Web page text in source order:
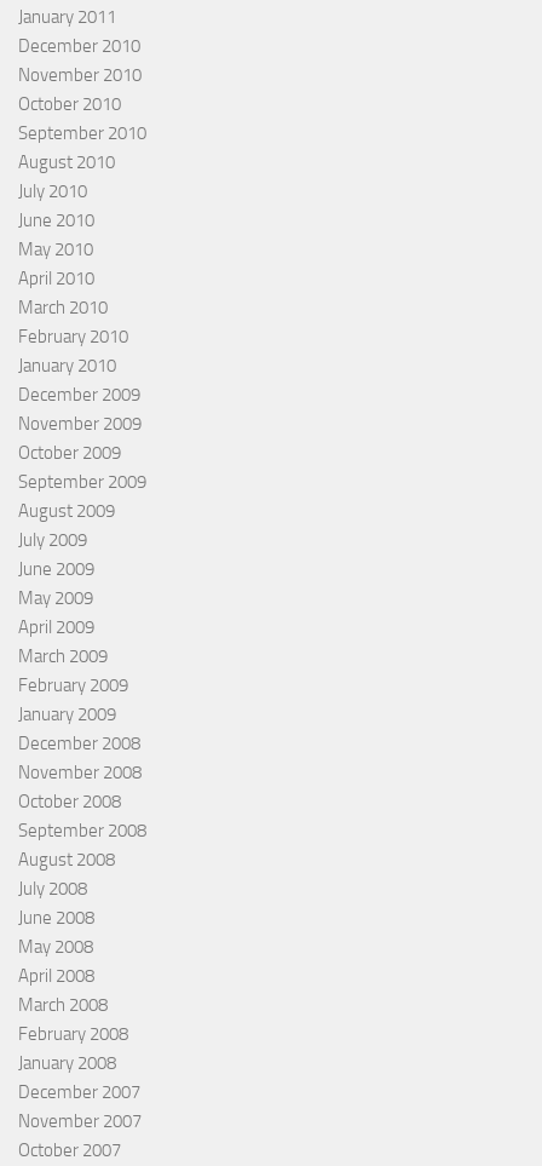
January 2011
December 2010
November 2010
October 2010
September 2010
August 2010
July 2010
June 2010
May 2010
April 2010
March 2010
February 2010
January 2010
December 2009
November 2009
October 2009
September 2009
August 2009
July 2009
June 2009
May 2009
April 2009
March 2009
February 2009
January 2009
December 2008
November 2008
October 2008
September 2008
August 2008
July 2008
June 2008
May 2008
April 2008
March 2008
February 2008
January 2008
December 2007
November 2007
October 2007